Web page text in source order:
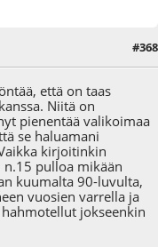
#368
että on taas
Niitä on
pienentää valikoimaa
se haluamani
kirjoitinkin
pulloa mikään
kuumalta 90-luvulta,
vuosien varrella ja
jokseenkin